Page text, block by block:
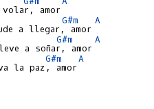
volar, amor
G#m
A
a llegar, amor
G#m
A
a soñar, amor
G#m
A
la paz, amor